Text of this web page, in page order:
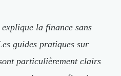
la finance sans
guides pratiques sur
particulièrement clairs